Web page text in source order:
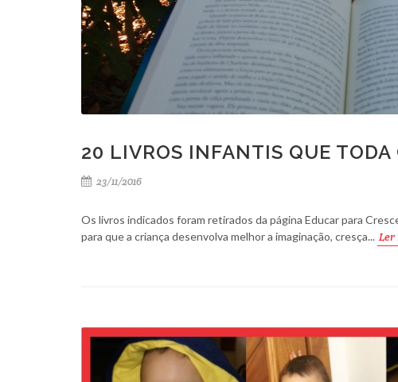
20 LIVROS INFANTIS QUE TODA
23/11/2016
Os livros indicados foram retirados da página Educar para
para que a criança desenvolva melhor a imaginação, cresça... Ler